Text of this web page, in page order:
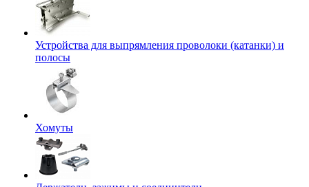
Устройства для выпрямления проволоки (катанки) и
полосы
Хомуты